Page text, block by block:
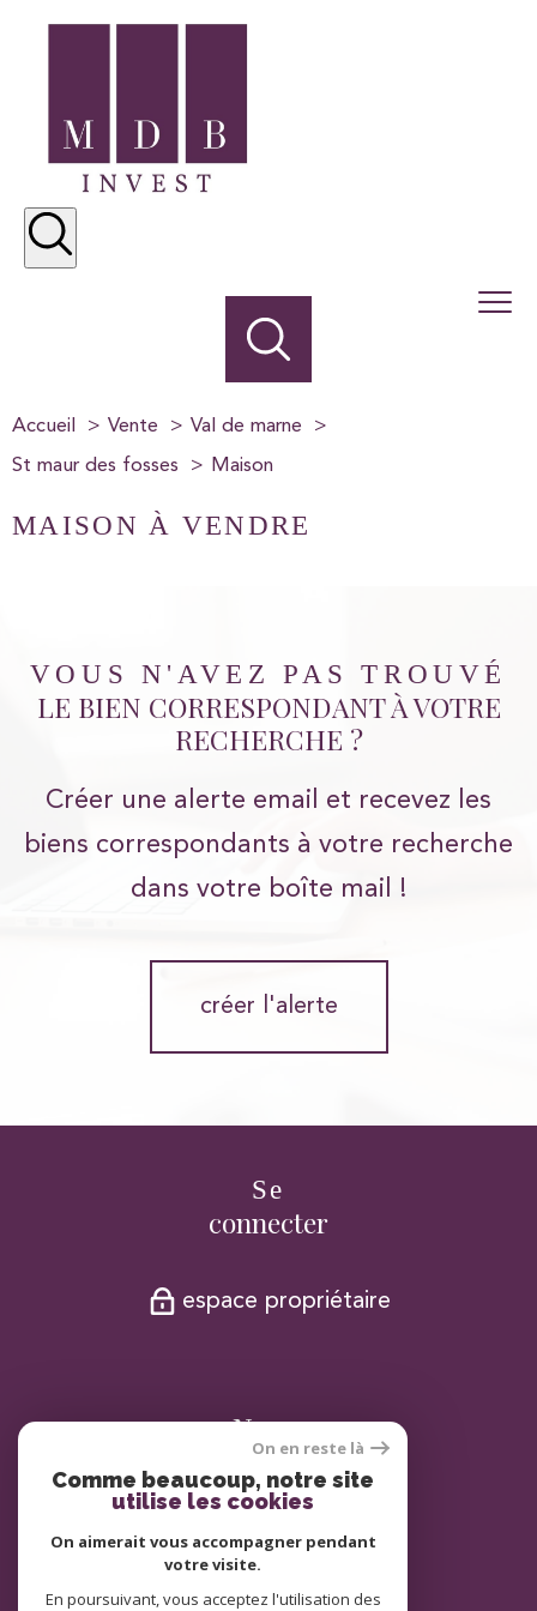
Accueil Vente
Val de marne
St maur des fosses
Maison
MAISON À VENDRE
VOUS N'AVEZ PAS TROUVÉ
LE BIEN CORRESPONDANT À VOTRE
RECHERCHE ?
Créer une alerte email et recevez les
biens correspondants à votre recherche
dans votre boîte mail !
créer l'alerte
Se
connecter
espace propriétaire
Nous
adhérons
On en reste là
Comme beaucoup, notre site
utilise les cookies
On aimerait vous accompagner pendant
votre visite.
En poursuivant, vous acceptez l'utilisation des